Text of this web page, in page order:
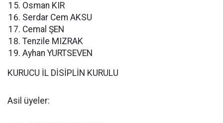
Osman KIR
Serdar Cem AKSU
Cemal ŞEN
Tenzile MIZRAK
Ayhan YURTSEVEN
KURUCU İL DİSİPLİN KURULU
Asil üyeler: